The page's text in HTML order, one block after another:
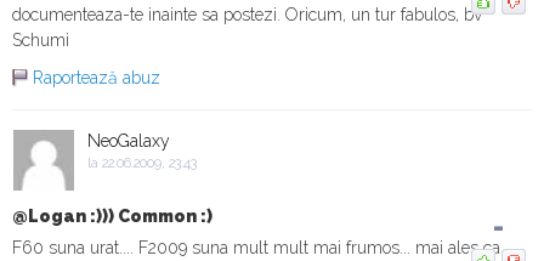
documenteaza-te inainte sa postezi. Oricum, un tur fabulos, bv
Schumi
Raportează abuz
NeoGalaxy
la 22.06.2009, 23:43
@Logan :))) Common :)
F60 suna urat.... F2009 suna mult mult mai frumos... mai ales ca
-